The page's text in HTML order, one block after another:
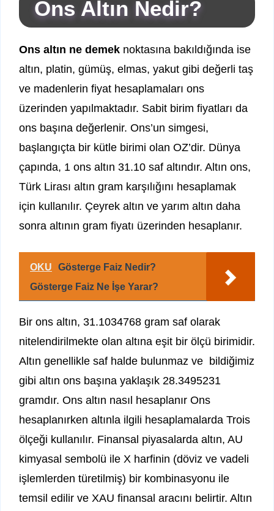
Ons Altın Nedir?
Ons altın ne demek noktasına bakıldığında ise
altın, platin, gümüş, elmas, yakut gibi değerli taş
ve madenlerin fiyat hesaplamaları ons
üzerinden yapılmaktadır. Sabit birim fiyatları da
ons başına değerlenir. Ons’un simgesi,
başlangıçta bir kütle birimi olan OZ’dir. Dünya
çapında, 1 ons altın 31.10 saf altındır. Altın ons,
Türk Lirası altın gram karşılığını hesaplamak
için kullanılır. Çeyrek altın ve yarım altın daha
sonra altının gram fiyatı üzerinden hesaplanır.
OKU
Gösterge Faiz Nedir?
Gösterge Faiz Ne İşe Yarar?
Bir ons altın, 31.1034768 gram saf olarak
nitelendirilmekte olan altına eşit bir ölçü birimidir.
Altın genellikle saf halde bulunmaz ve bildiğimiz
gibi altın ons başına yaklaşık 28.3495231
gramdır. Ons altın nasıl hesaplanır Ons
hesaplanırken altınla ilgili hesaplamalarda Trois
ölçeği kullanılır. Finansal piyasalarda altın, AU
kimyasal sembolü ile X harfinin (döviz ve vadeli
işlemlerden türetilmiş) bir kombinasyonu ile
temsil edilir ve XAU finansal aracını belirtir. Altın